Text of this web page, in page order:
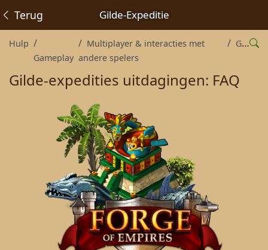
Gilde-Expeditie
Terug
Hulp
Gameplay
Multiplayer & interacties met
andere spelers
Gilde
Gilde-expedities uitdagingen: FAQ